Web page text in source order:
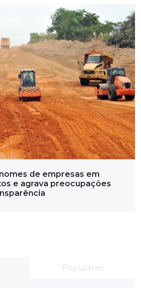
de empresas em
e agrava preocupações
Populares